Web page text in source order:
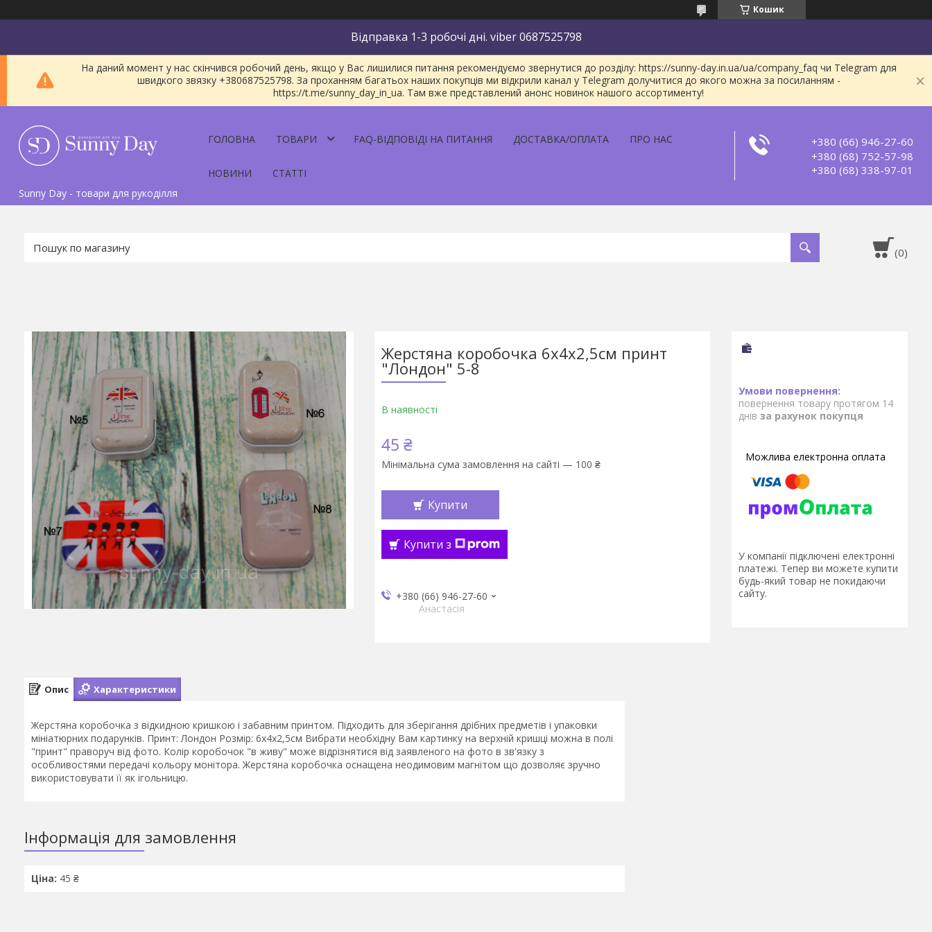
Кошик
Відправка 1-3 робочі дні. viber 0687525798
На даний момент у нас скінчився робочий день, якщо у Вас лишилися питання рекомендуємо звернутися до розділу: https://sunny-day.in.ua/ua/company_faq чи Telegram для
швидкого звязку +380687525798. За проханням багатьох наших покупців ми відкрили канал у Telegram долучитися до якого можна за посиланням -
https://t.me/sunny_day_in_ua. Там вже представлений анонс новинок нашого ассортименту!
Sunny Day - товари для рукоділля
ГОЛОВНА ТОВАРИ FAQ-ВІДПОВІДІ НА ПИТАННЯ ДОСТАВКА/ОПЛАТА ПРО НАС
НОВИНИ СТАТТІ
+380 (66) 946-27-60
+380 (68) 752-57-98
+380 (68) 338-97-01
Жерстяна коробочка 6х4х2,5см принт
"Лондон" 5-8
В наявності
45 ₴
Мінімальна сума замовлення на сайті — 100 ₴
Купити
Купити з
+380 (66) 946-27-60
Анастасія
повернення товару протягом 14
днів за рахунок покупця
У компанії підключені електронні
платежі. Тепер ви можете купити
будь-який товар не покидаючи
сайту.
Опис Характеристики
Жерстяна коробочка з відкидною кришкою і забавним принтом. Підходить для зберігання дрібних предметів і упаковки
мініатюрних подарунків. Принт: Лондон Розмір: 6х4х2,5см Вибрати необхідну Вам картинку на верхній кришці можна в полі
"принт" праворуч від фото. Колір коробочок "в живу" може відрізнятися від заявленого на фото в зв'язку з
особливостями передачі кольору монітора. Жерстяна коробочка оснащена неодимовим магнітом що дозволяє зручно
використовувати її як ігольницю.
Інформація для замовлення
Ціна: 45 ₴